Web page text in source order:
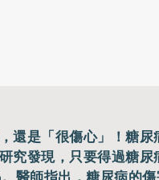
還是「很傷心」！糖
究發現，只要得過糖